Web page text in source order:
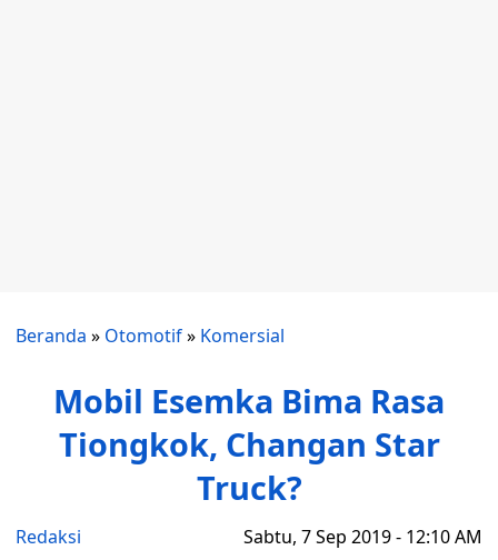
Beranda » Otomotif» Komersial
Mobil Esemka Bima Rasa
Tiongkok, Changan Star
Truck?
Redaksi Sabtu, 7 Sep 2019 - 12:10 AM